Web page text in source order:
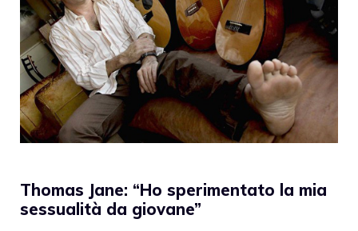
Thomas Jane: “Ho sperimentato la mia
sessualità da giovane”